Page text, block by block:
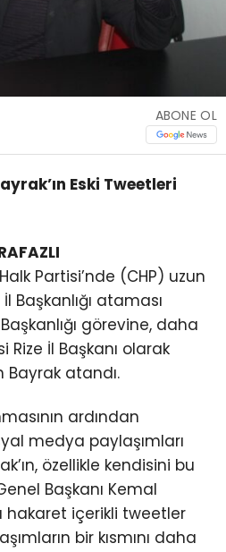
ABONE OL
Eski Tweetleri
Partisi’nde (CHP) uzun
Başkanlığı ataması
görevine, daha
İl Başkanı olarak
atandı.
ardından
medya paylaşımları
özellikle kendisini bu
Başkanı Kemal
hakaret içerikli tweetler
bir kısmını daha